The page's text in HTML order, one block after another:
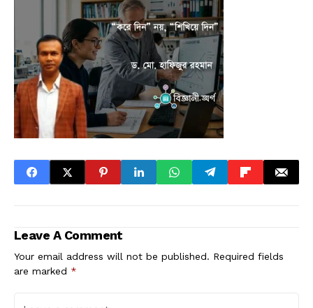
Leave A Comment
Your email address will not be published. Required fields
are marked *